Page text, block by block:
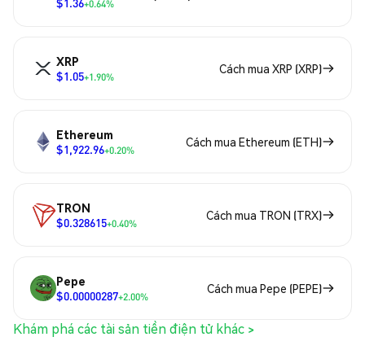
+0.64%
XRP
$1.05+1.90%
Cách mua XRP (XRP)
Ethereum
$1,922.96+0.20%
Cách mua Ethereum (ETH)
TRON
$0.328615+0.40%
Cách mua TRON (TRX)
Pepe
$0.00000287+2.00%
Cách mua Pepe (PEPE)
Khám phá các tài sản tiền điện tử khác >